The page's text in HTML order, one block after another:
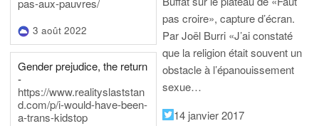
pas-aux-pauvres/
3 août 2022
Gender prejudice, the return
-
https://www.realityslaststan
d.com/p/i-would-have-been-
a-trans-kidstop
pas croire», capture d’écran.
Par Joël Burri «J’ai constaté
que la religion était souvent un
obstacle à l’épanouissement
sexue…
14 janvier 2017